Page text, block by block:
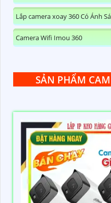
Lắp camera xoay 360 Có Ánh
Camera Wifi Imou 360
SẢN PHẨM